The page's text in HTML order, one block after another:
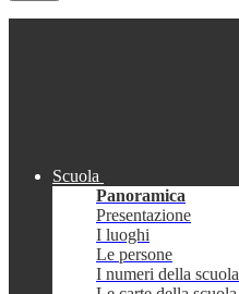
Scuola
Panoramica
Presentazione
I luoghi
Le persone
I numeri della scuola